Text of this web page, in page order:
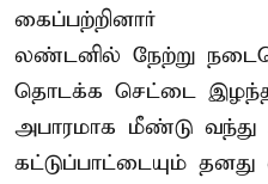
கைப்பற்றினார்
லண்டனில் நேற்று
தொடக்க செட்டை இழந்த
அபாரமாக மீண்டு வந்து
கட்டுப்பாட்டையும் தனது